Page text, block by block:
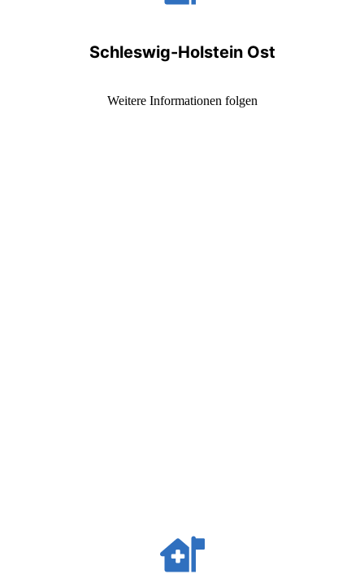
Schleswig-Holstein Ost
Weitere Informationen folgen